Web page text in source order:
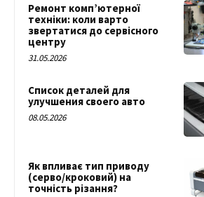
Ремонт комп’ютерної
техніки: коли варто
звертатися до сервісного
центру
31.05.2026
Список деталей для
улучшения своего авто
08.05.2026
Як впливає тип приводу
(серво/кроковий) на
точність різання?